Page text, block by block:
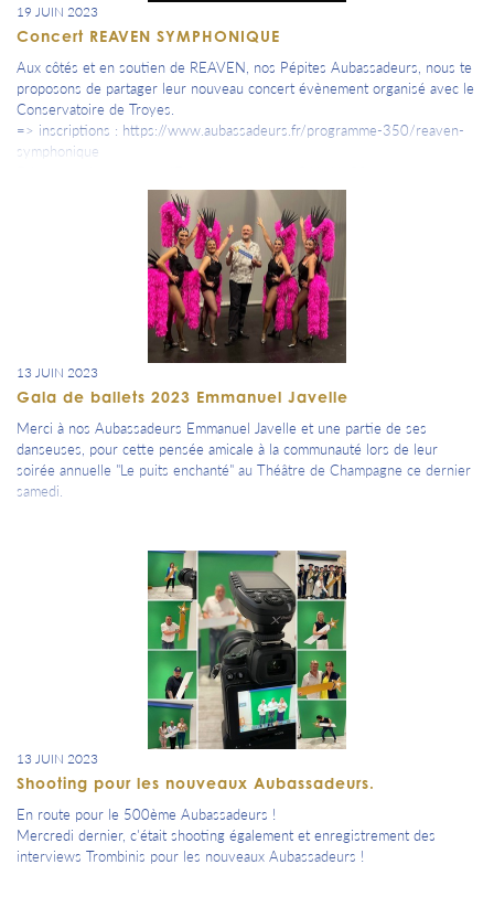
19 JUIN 2023
Concert REAVEN SYMPHONIQUE
Aux côtés et en soutien de REAVEN, nos Pépites Aubassadeurs, nous te
proposons de partager leur nouveau concert évènement organisé avec le
Conservatoire de Troyes.
=> inscriptions : https://www.aubassadeurs.fr/programme-350/reaven-
symphonique
13 JUIN 2023
Gala de ballets 2023 Emmanuel Javelle
Merci à nos Aubassadeurs Emmanuel Javelle et une partie de ses
danseuses, pour cette pensée amicale à la communauté lors de leur
soirée annuelle "Le puits enchanté" au Théâtre de Champagne ce dernier
samedi.
13 JUIN 2023
Shooting pour les nouveaux Aubassadeurs.
En route pour le 500ème Aubassadeurs !
Mercredi dernier, c'était shooting également et enregistrement des
interviews Trombinis pour les nouveaux Aubassadeurs !